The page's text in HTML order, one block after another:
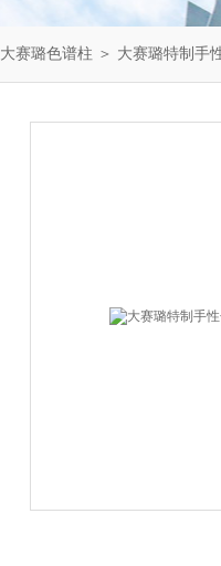
大赛璐色谱柱 ＞ 大赛璐特制手